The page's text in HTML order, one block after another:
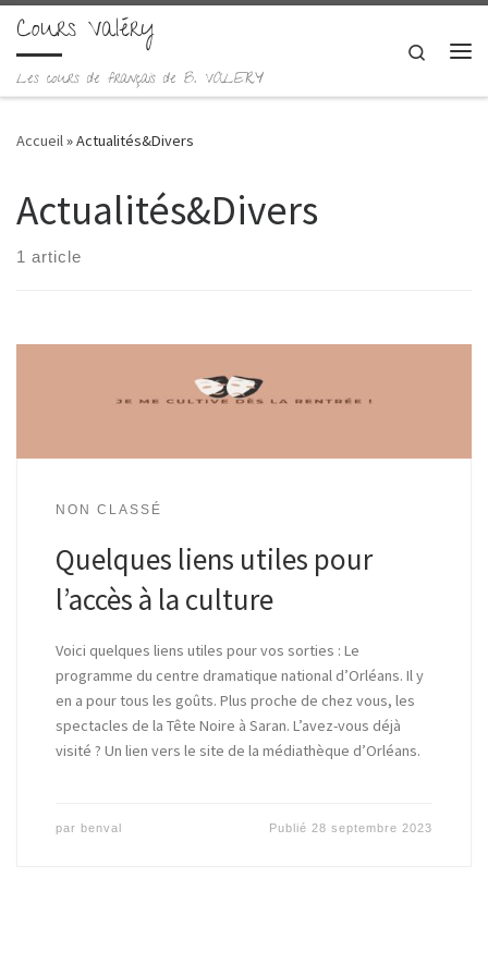
Skip to content
Cours Valéry
Les cours de français de B. VALERY
Search
Accueil»Actualités&Divers
Actualités&Divers
1 article
NON CLASSÉ
Quelques liens utiles pour
l’accès à la culture
Voici quelques liens utiles pour vos sorties : Le
programme du centre dramatique national d’Orléans. Il y
en a pour tous les goûts. Plus proche de chez vous, les
spectacles de la Tête Noire à Saran. L’avez-vous déjà
visité ? Un lien vers le site de la médiathèque d’Orléans.
par benval Publié28 septembre 2023